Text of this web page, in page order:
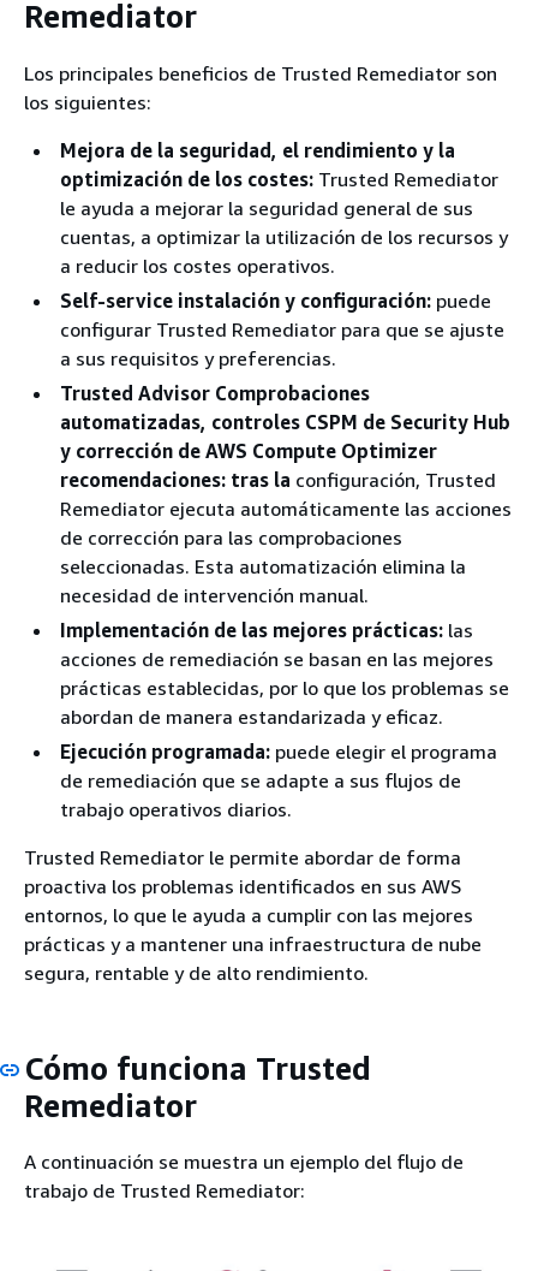
Remediator
Los principales beneficios de Trusted Remediator son
los siguientes:
Mejora de la seguridad, el rendimiento y la
optimización de los costes: Trusted Remediator
le ayuda a mejorar la seguridad general de sus
cuentas, a optimizar la utilización de los recursos y
a reducir los costes operativos.
Self-service instalación y configuración: puede
configurar Trusted Remediator para que se ajuste
a sus requisitos y preferencias.
Trusted Advisor Comprobaciones
automatizadas, controles CSPM de Security Hub
y corrección de AWS Compute Optimizer
recomendaciones: tras la configuración, Trusted
Remediator ejecuta automáticamente las acciones
de corrección para las comprobaciones
seleccionadas. Esta automatización elimina la
necesidad de intervención manual.
Implementación de las mejores prácticas: las
acciones de remediación se basan en las mejores
prácticas establecidas, por lo que los problemas se
abordan de manera estandarizada y eficaz.
Ejecución programada: puede elegir el programa
de remediación que se adapte a sus flujos de
trabajo operativos diarios.
Trusted Remediator le permite abordar de forma
proactiva los problemas identificados en sus AWS
entornos, lo que le ayuda a cumplir con las mejores
prácticas y a mantener una infraestructura de nube
segura, rentable y de alto rendimiento.
Cómo funciona Trusted
Remediator
A continuación se muestra un ejemplo del flujo de
trabajo de Trusted Remediator: